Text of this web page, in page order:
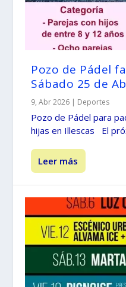
Pozo de Pádel
Sábado 25 de
9, Abr 2026 | Deportes
Pozo de Pádel para
hijas en Illescas El
Leer más